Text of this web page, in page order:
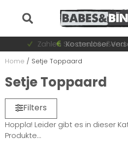
Zahlen Sie anschließend
Schnell wechselnde
Kostenloser
Auf Lager =
Home / Setje Toppaard
Setje Toppaard
Filters
Hoppla! Leider gibt es in dieser
Produkte...